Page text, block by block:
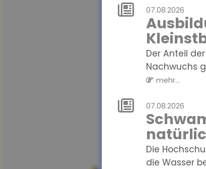
07.08.2026
Der Anteil
Nachwuchs
mehr...
07.08.2026
Die
die Wasser